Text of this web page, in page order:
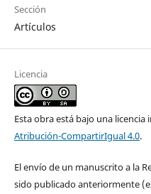
Sección
Artículos
Licencia
Esta obra está bajo una licencia
Atribución-CompartirIgual 4.0.
El envío de un manuscrito a la
sido publicado anteriormente